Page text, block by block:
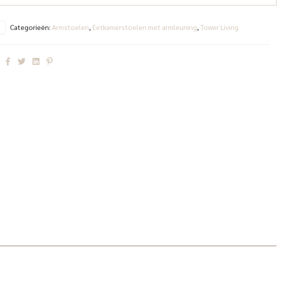
Categorieën: Armstoelen, Eetkamerstoelen met armleuning, Tower Living